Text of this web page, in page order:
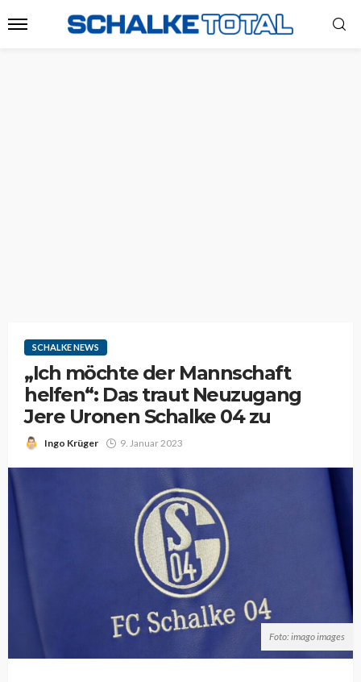
SCHALKE NEWS
„Ich möchte der Mannschaft
helfen“: Das traut Neuzugang
Jere Uronen Schalke 04 zu
Ingo Krüger 9. Januar 2023
Foto: imago images